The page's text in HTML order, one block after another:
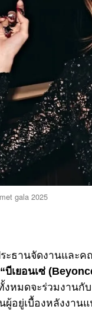
gala 2025
ะธานจัดงานและค
“บีเยอนเซ่
งหมดจะร่วมงานกับ
ผู้อยู่เบื้องหลังงา